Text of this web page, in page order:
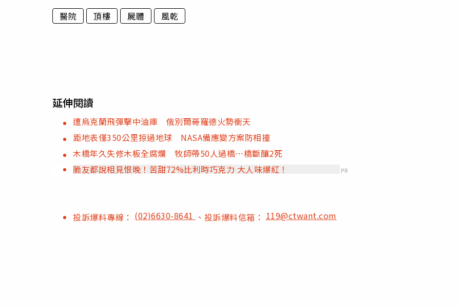
醫院 頂樓 屍體 風乾
延伸閱讀
遭烏克蘭飛彈擊中油庫 俄別爾哥羅德火勢衝天
距地表僅350公里掠過地球 NASA備應變方案防相撞
木橋年久失修木板全腐爛 牧師帶50人過橋⋯橋斷釀2死
脆友都說相見恨晚！苦甜72%比利時巧克力 大人味爆紅！
PR
投訴爆料專線： (02)6630-8641 、投訴爆料信箱：119@ctwant.com